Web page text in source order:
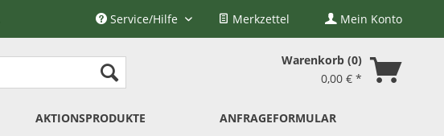
Merkzettel Mein Konto
Service/Hilfe
Warenkorb 0
0,00 € *
AKTIONSPRODUKTE ANFRAGEFORMULAR